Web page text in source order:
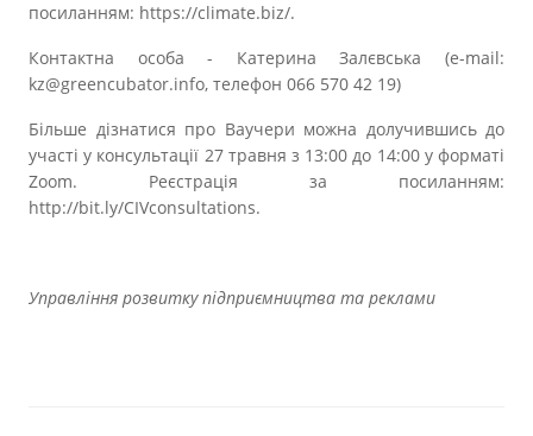
посиланням: https://climate.biz/.
Контактна особа - Катерина Залєвська (e-mail:
kz@greencubator.info, телефон 066 570 42 19)
Більше дізнатися про Ваучери можна долучившись до
участі у консультації 27 травня з 13:00 до 14:00 у форматі
Zoom. Реєстрація за посиланням:
http://bit.ly/CIVconsultations.
Управління розвитку підприємництва та реклами